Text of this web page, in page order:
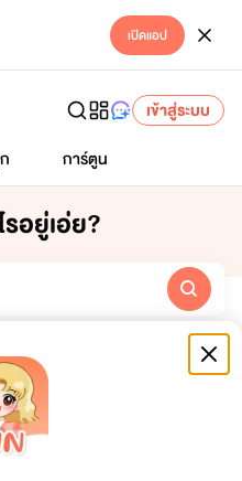
เปิดแอป
เข้าสู่ระบบ
การ์ตูน
อยู่เอ่ย?